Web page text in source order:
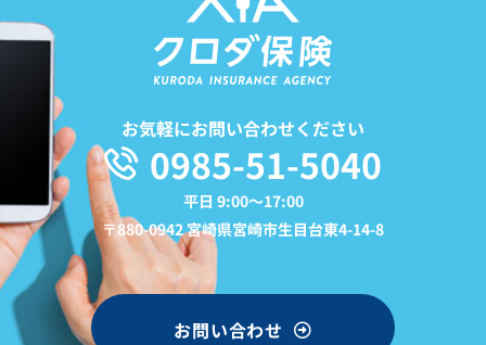
お気軽にお問い合わせください
0985-51-5040
平日 9:00〜17:00
〒880-0942 宮崎県宮崎市生目台東4-14-8
お問い合わせ